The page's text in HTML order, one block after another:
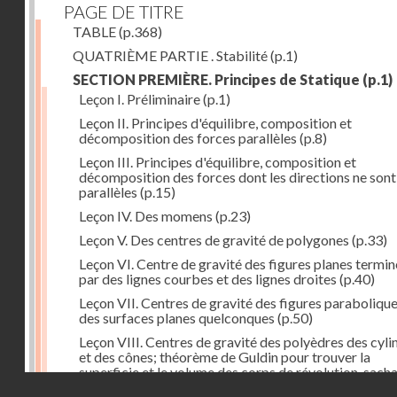
PAGE DE TITRE
TABLE(p.368)
QUATRIÈME PARTIE . Stabilité(p.1)
SECTION PREMIÈRE. Principes de Statique (p.1)
Leçon I. Préliminaire(p.1)
Leçon II. Principes d'équilibre, composition et
décomposition des forces parallèles (p.8)
Leçon III. Principes d'équilibre, composition et
décomposition des forces dont les directions ne
parallèles (p.15)
Leçon IV. Des momens (p.23)
Leçon V. Des centres de gravité de polygones (p.33)
Leçon VI. Centre de gravité des figures planes
par des lignes courbes et des lignes droites (p.40)
Leçon VII. Centres de gravité des figures
des surfaces planes quelconques (p.50)
Leçon VIII. Centres de gravité des polyèdres des
et des cônes; théorème de Guldin pour trouver la
superficie et le volume des corps de révolution,